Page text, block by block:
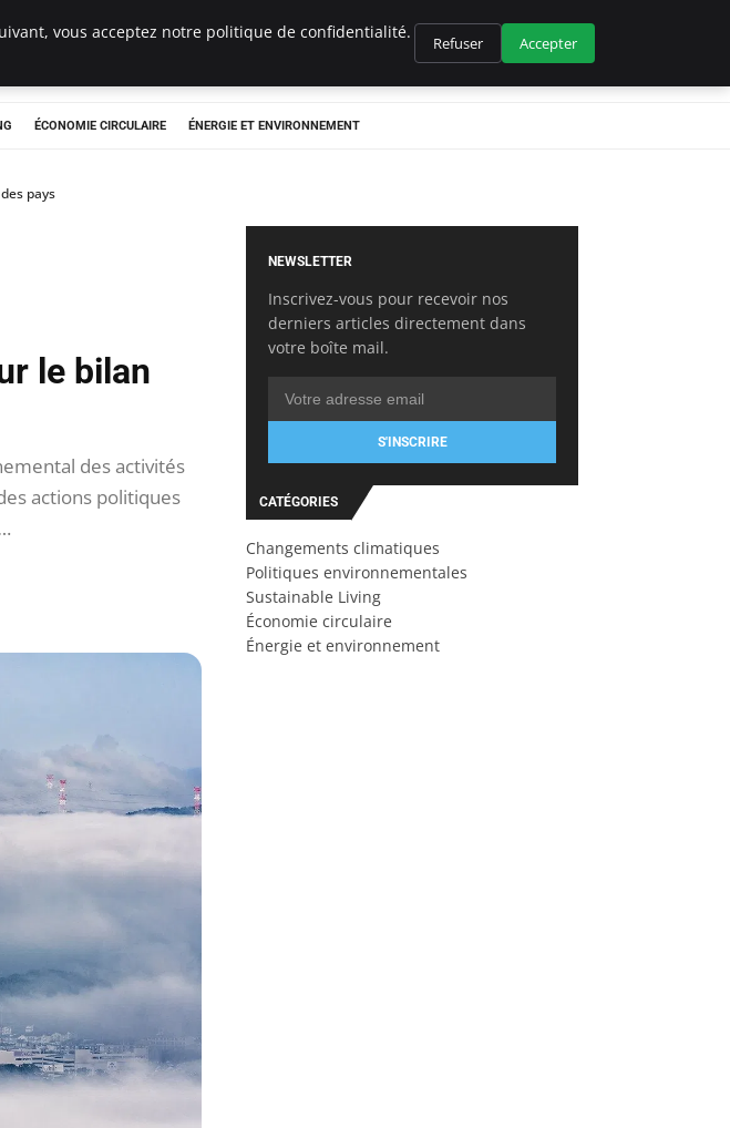
ÉCONOMIE CIRCULAIRE ÉNERGIE ET ENVIRONNEMENT
pays
le bilan
des activités
actions politiques
NEWSLETTER
Inscrivez-vous pour recevoir nos
derniers articles directement dans
votre boîte mail.
S'INSCRIRE
CATÉGORIES
Changements climatiques
Politiques environnementales
Sustainable Living
Économie circulaire
Énergie et environnement
vous acceptez notre politique de confidentialité.
Refuser Accepter